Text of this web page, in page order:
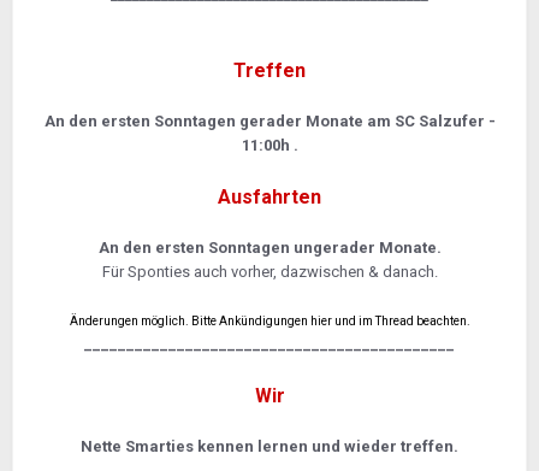
Treffen
An den ersten Sonntagen gerader Monate am SC Salzufer -
11:00h .
Ausfahrten
An den ersten Sonntagen ungerader Monate.
Für Sponties auch vorher, dazwischen & danach.
Änderungen möglich. Bitte Ankündigungen hier und im Thread beachten.
Wir
Nette Smarties kennen lernen und wieder treffen.